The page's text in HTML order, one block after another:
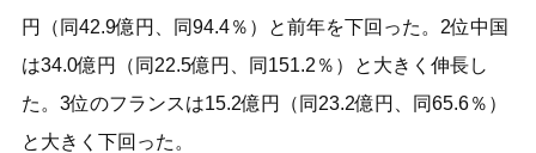
円（同42.9億円、同94.4％）と前年を下回った。2位中国
は34.0億円（同22.5億円、同151.2％）と大きく伸長し
た。3位のフランスは15.2億円（同23.2億円、同65.6％）
と大きく下回った。